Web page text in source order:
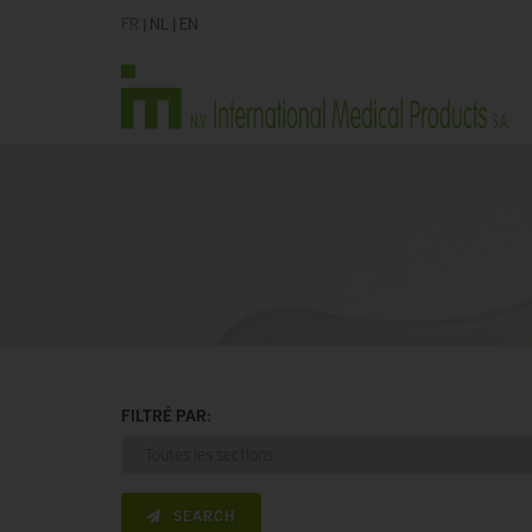
| NL | EN
FILTRÉ PAR:
SEARCH